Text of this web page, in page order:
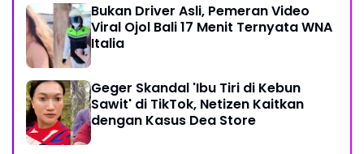
Bukan Driver Asli, Pemeran Video
Viral Ojol Bali 17 Menit Ternyata WNA
Italia
Geger Skandal 'Ibu Tiri di Kebun
Sawit' di TikTok, Netizen Kaitkan
dengan Kasus Dea Store